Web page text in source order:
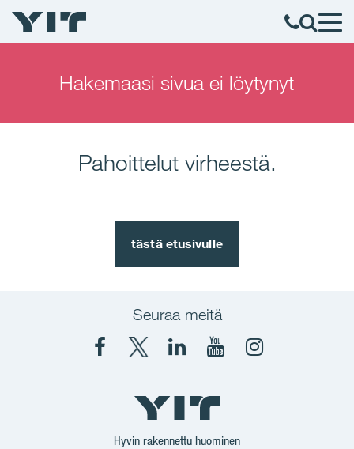
Hakemaasi sivua ei löytynyt
Pahoittelut virheestä.
tästä etusivulle
Seuraa meitä
Facebook
X
YIT
Suomi
YIT
Corporation
YIT
Corporation
Instagram
Hyvin rakennettu huominen